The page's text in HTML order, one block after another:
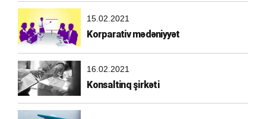
15.02.2021
Korparativ mədəniyyət
16.02.2021
Konsaltinq şirkəti